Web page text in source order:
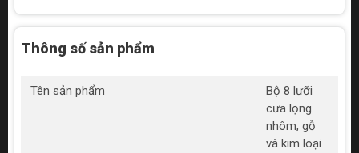
Thông số sản phẩm
Tên sản phẩm
Bộ 8 lưỡi
cưa lọng
nhôm, gỗ
và kim loại